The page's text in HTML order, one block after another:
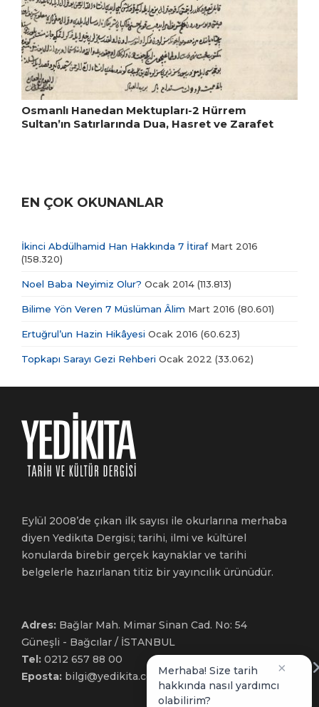
Osmanlı Hanedan Mektupları-2 Hürrem
Sultan’ın Satırlarında Dua, Hasret ve Zarafet
EN ÇOK OKUNANLAR
İkinci Abdülhamid Han Hakkında 7 İtirafMart 2016
(158.320)
Noel Baba Neyimiz Olur? Ocak 2014 (113.813)
Bilime Yön Veren 7 Müslüman Âlim Mart 2016 (80.601)
Ertuğrul’un Hazin Hikâyesi Ocak 2016 (60.623)
Topkapı Sarayı Gezi Rehberi Ocak 2022 (33.062)
Eylül 2008’de çıkan ilk sayısı ile okurlarına merhaba
diyen Yedikıta Dergisi; tarihi, ilmi ve kültürel
konularda birebir gerçek kaynaklar ve tarihi
belgelerle hazırlanan titiz bir yayıncılık ürünüdür.
Adres: Bağlar Mah. Mimar Sinan Cad. No: 54
Güneşli - Bağcılar / İSTANBUL
Tel: 0212 657 88 00
Eposta: bilgi@yedikita.com.tr
×
Merhaba! Size tarih
hakkında nasıl yardımcı
olabilirim?